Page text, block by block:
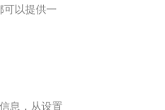
以提供一
息，从设置